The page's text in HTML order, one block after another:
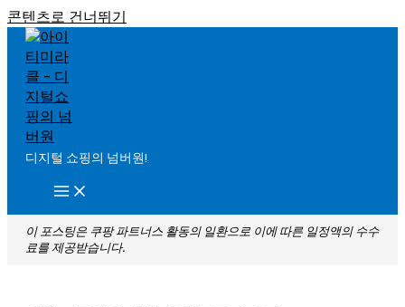
콘텐츠로 건너뛰기
디지털 쇼핑의 넘버원!
이 포스팅은 쿠팡 파트너스 활동의 일환으로 이에 따른 일정액의 수수
료를 제공받습니다.